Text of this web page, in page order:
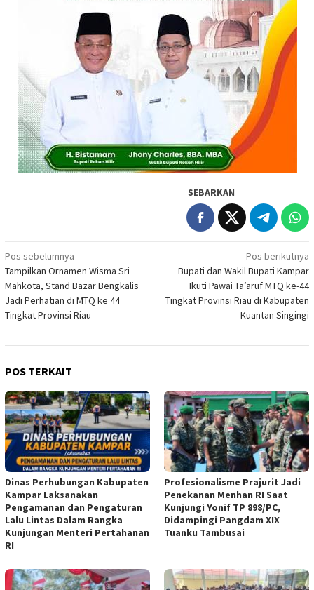
SEBARKAN
Navigasi
pos
Pos sebelumnya
Tampilkan Ornamen Wisma Sri
Mahkota, Stand Bazar Bengkalis
Jadi Perhatian di MTQ ke 44
Tingkat Provinsi Riau
Pos berikutnya
Bupati dan Wakil Bupati Kampar
Ikuti Pawai Ta’aruf MTQ ke-44
Tingkat Provinsi Riau di Kabupaten
Kuantan Singingi
POS TERKAIT
Dinas Perhubungan Kabupaten
Kampar Laksanakan
Pengamanan dan Pengaturan
Lalu Lintas Dalam Rangka
Kunjungan Menteri Pertahanan
RI
Profesionalisme Prajurit Jadi
Penekanan Menhan RI Saat
Kunjungi Yonif TP 898/PC,
Didampingi Pangdam XIX
Tuanku Tambusai